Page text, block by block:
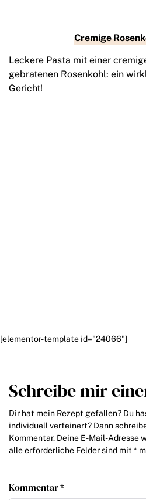
Cremige
Leckere Pasta mit einer
gebratenen Rosenkohl: ein
Gericht!
[elementor-template id="24066"]
Schreibe mir
Dir hat mein Rezept gefallen? Du
individuell verfeinert? Dann
Kommentar. Deine E-Mail-
alle erforderliche Felder sind mit *
Kommentar *